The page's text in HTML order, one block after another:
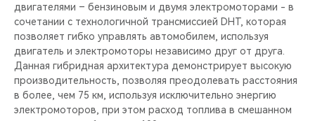
двигателями – бензиновым и двумя электромоторами - в
сочетании с технологичной трансмиссией DHT, которая
позволяет гибко управлять автомобилем, используя
двигатель и электромоторы независимо друг от друга.
Данная гибридная архитектура демонстрирует высокую
производительность, позволяя преодолевать расстояния
в более, чем 75 км, используя исключительно энергию
электромоторов, при этом расход топлива в смешанном